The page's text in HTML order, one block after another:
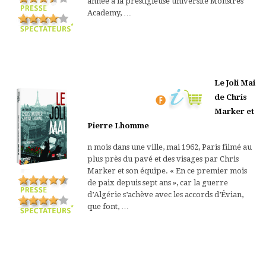
Academy, …
Le Joli Mai
de Chris
Marker et
Pierre Lhomme
n mois dans une ville, mai 1962, Paris filmé au
plus près du pavé et des visages par Chris
Marker et son équipe. « En ce premier mois
de paix depuis sept ans », car la guerre
d’Algérie s’achève avec les accords d’Évian,
que font, …